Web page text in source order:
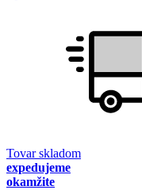
Tovar skladom
expedujeme
okamžite